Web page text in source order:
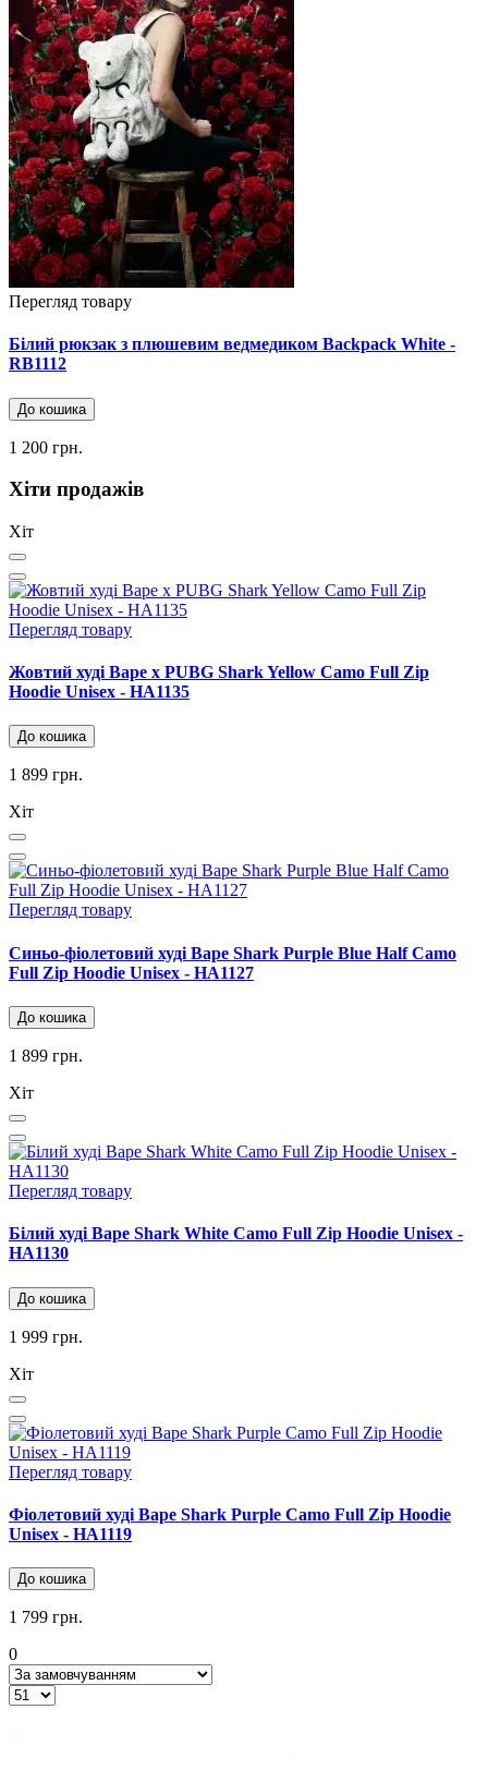
Перегляд товару
Білий рюкзак з плюшевим ведмедиком Backpack White -
RB1112
До кошика
1 200 грн.
Хіти продажів
Хіт
Перегляд товару
Жовтий худі Bape x PUBG Shark Yellow Camo Full Zip
Hoodie Unisex - HA1135
До кошика
1 899 грн.
Хіт
Перегляд товару
Синьо-фіолетовий худі Bape Shark Purple Blue Half Camo
Full Zip Hoodie Unisex - HA1127
До кошика
1 899 грн.
Хіт
Перегляд товару
Білий худі Bape Shark White Camo Full Zip Hoodie Unisex -
HA1130
До кошика
1 999 грн.
Хіт
Перегляд товару
Фіолетовий худі Bape Shark Purple Camo Full Zip Hoodie
Unisex - HA1119
До кошика
1 799 грн.
0